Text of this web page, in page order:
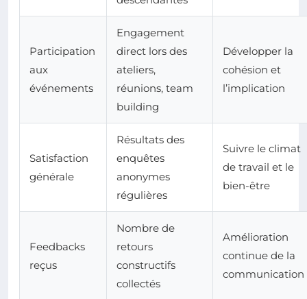
Participation
aux
événements
Engagement
direct lors des
ateliers,
réunions, team
building
Développer la
cohésion et
l’implication
Satisfaction
générale
Résultats des
enquêtes
anonymes
régulières
Suivre le climat
de travail et le
bien-être
Feedbacks
reçus
Nombre de
retours
constructifs
collectés
Amélioration
continue de la
communication